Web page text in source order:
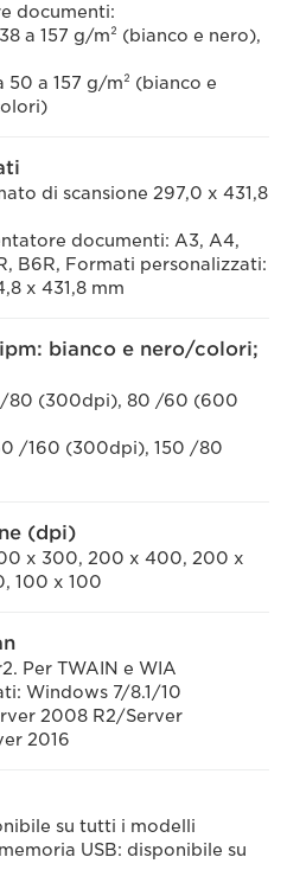
documenti:
a 157 g/m² (bianco e nero),
a 157 g/m² (bianco e
di scansione 297,0 x 431,8
documenti: A3, A4,
B6R, Formati personalizzati:
x 431,8 mm
bianco e nero/colori;
/80 (300dpi), 80 /60 (600
/160 (300dpi), 150 /80
(dpi)
x 300, 200 x 400, 200 x
100 x 100
Per TWAIN e WIA
Windows 7/8.1/10
2008 R2/Server
2016
su tutti i modelli
USB: disponibile su